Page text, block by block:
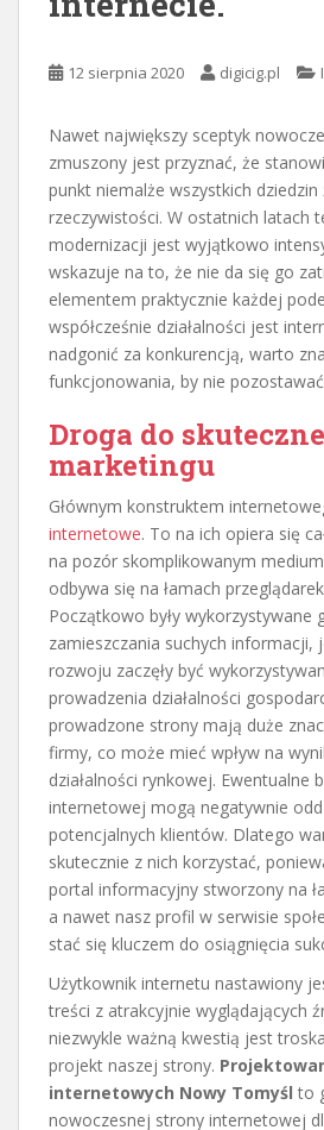
12 sierpnia 2020 digicig.pl
Nawet największy sceptyk
zmuszony jest przyznać, że
punkt niemalże wszystkich
rzeczywistości. W ostatnich latach
modernizacji jest wyjątkowo
wskazuje na to, że nie da się go
elementem praktycznie każdej
współcześnie działalności jest
nadgonić za konkurencją, warto
funkcjonowania, by nie
Droga do
marketingu
Głównym konstruktem
internetowe. To na ich opiera się
na pozór skomplikowanym
odbywa się na łamach
Początkowo były wykorzystywane
zamieszczania suchych informacji,
rozwoju zaczęły być
prowadzenia działalności
prowadzone strony mają duże
firmy, co może mieć wpływ na
działalności rynkowej. Ewentualne
internetowej mogą negatywnie
potencjalnych klientów. Dlatego
skutecznie z nich korzystać,
portal informacyjny stworzony na
a nawet nasz profil w serwisie
stać się kluczem do osiągnięcia
Użytkownik internetu nastawiony
treści z atrakcyjnie wyglądających
niezwykle ważną kwestią jest
projekt naszej strony.
internetowych Nowy Tomyśl to
nowoczesnej strony internetowej